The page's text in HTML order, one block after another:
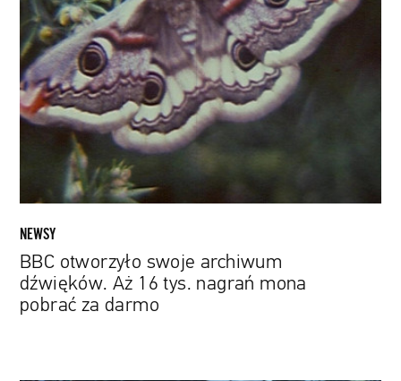
otworzyło
swoje
archiwum
dźwięków.
Aż
16
pobrać
za
NEWSY
BBC otworzyło swoje archiwum
dźwięków. Aż 16 tys. nagrań mona
pobrać za darmo